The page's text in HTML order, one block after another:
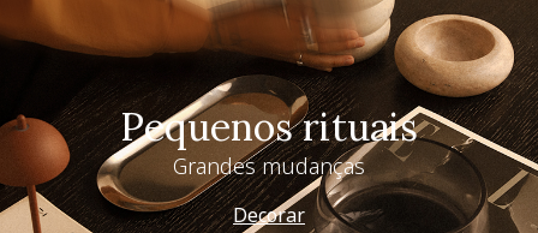
Pequenos rituais
Grandes mudanças
Decorar